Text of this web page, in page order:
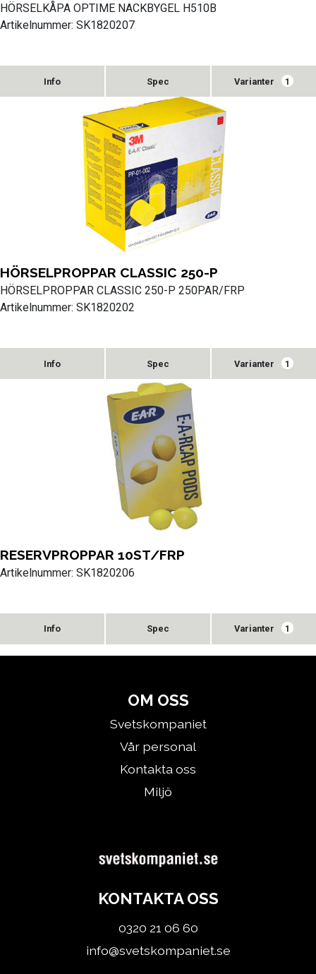
HÖRSELKÅPA OPTIME NACKBYGEL H510B
Artikelnummer: SK1820207
Varianter 1
HÖRSELPROPPAR CLASSIC 250-P
HÖRSELPROPPAR CLASSIC 250-P 250PAR/FRP
Artikelnummer: SK1820202
Varianter 1
RESERVPROPPAR 10ST/FRP
Artikelnummer: SK1820206
Varianter 1
OM OSS
Svetskompaniet
Vår personal
Kontakta oss
Miljö
KONTAKTA OSS
0320 21 06 60
info@svetskompaniet.se